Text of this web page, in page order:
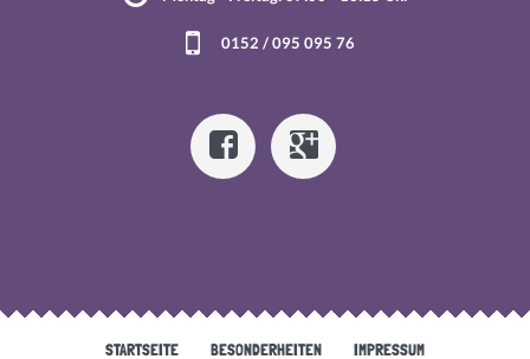
0152 / 095 095 76
STARTSEITE BESONDERHEITEN IMPRESSUM